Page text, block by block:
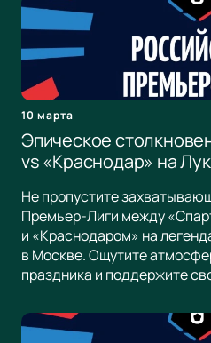
10 марта
Эпическое
vs «Краснодар» на
Не пропустите
Премьер-Лиги между
и «Краснодаром» на
в Москве. Ощутите
праздника и поддержите